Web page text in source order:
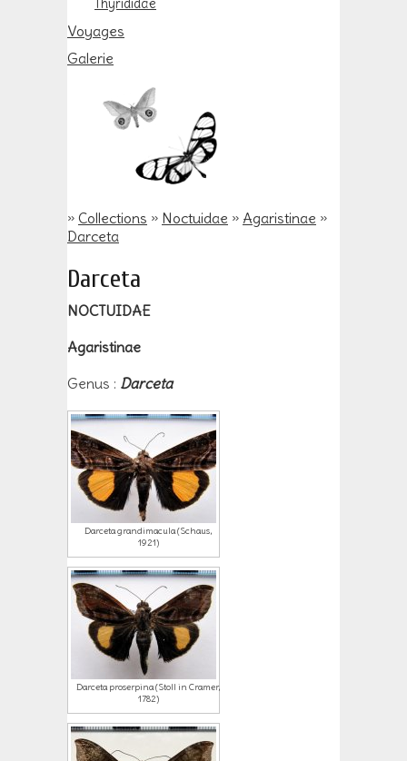
Thyrididae
Voyages
Galerie
» Collections » Noctuidae » Agaristinae »
Darceta
Darceta
NOCTUIDAE
Agaristinae
Genus : Darceta
Darceta grandimacula (Schaus,
1921)
Darceta proserpina (Stoll in Cramer,
1782)